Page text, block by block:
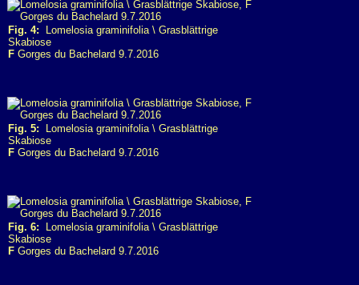
Fig. 4: Lomelosia graminifolia \ Grasblättrige
Skabiose
F Gorges du Bachelard 9.7.2016
Fig. 5: Lomelosia graminifolia \ Grasblättrige
Skabiose
F Gorges du Bachelard 9.7.2016
Fig. 6: Lomelosia graminifolia \ Grasblättrige
Skabiose
F Gorges du Bachelard 9.7.2016